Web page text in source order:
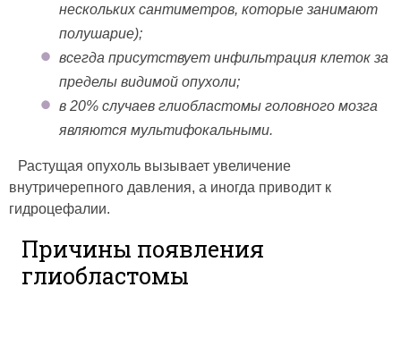
нескольких сантиметров, которые занимают
полушарие);
всегда присутствует инфильтрация клеток за
пределы видимой опухоли;
в 20% случаев глиобластомы головного мозга
являются мультифокальными.
Растущая опухоль вызывает увеличение
внутричерепного давления, а иногда приводит к
гидроцефалии.
Причины появления
глиобластомы